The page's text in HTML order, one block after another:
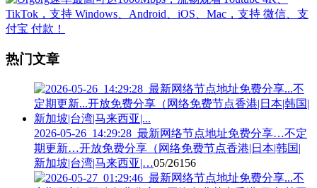
热门文章
2026-05-26_14:29:28_最新网络节点地址免费分享…不定
期更新…开放免费分享（网络免费节点香港|日本|韩国|
新加坡|台湾|马来西亚|…05/26156